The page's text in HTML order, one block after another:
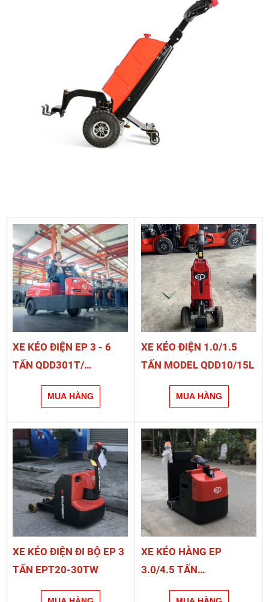
XE KÉO ĐIỆN EP 3 - 6
TẤN QDD301T/
QDD601T
XE KÉO ĐIỆN 1.0/1.5
TẤN MODEL QDD10/15L
XE KÉO ĐIỆN ĐI BỘ EP 3
TẤN EPT20-30TW
XE KÉO HÀNG EP
3.0/4.5 TẤN
QDD30S/45S